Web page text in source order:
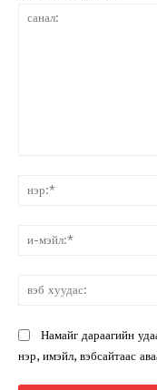
Намайг дараагийн
нэр, имэйл, вэбсайтаас